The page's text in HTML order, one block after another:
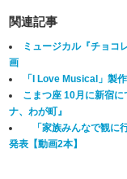
関連記事
ミュージカル『チョコ
画
「I Love Musical」製
こまつ座 10月に新宿
ナ、わが町』
「家族みんなで観に
発表【動画2本】